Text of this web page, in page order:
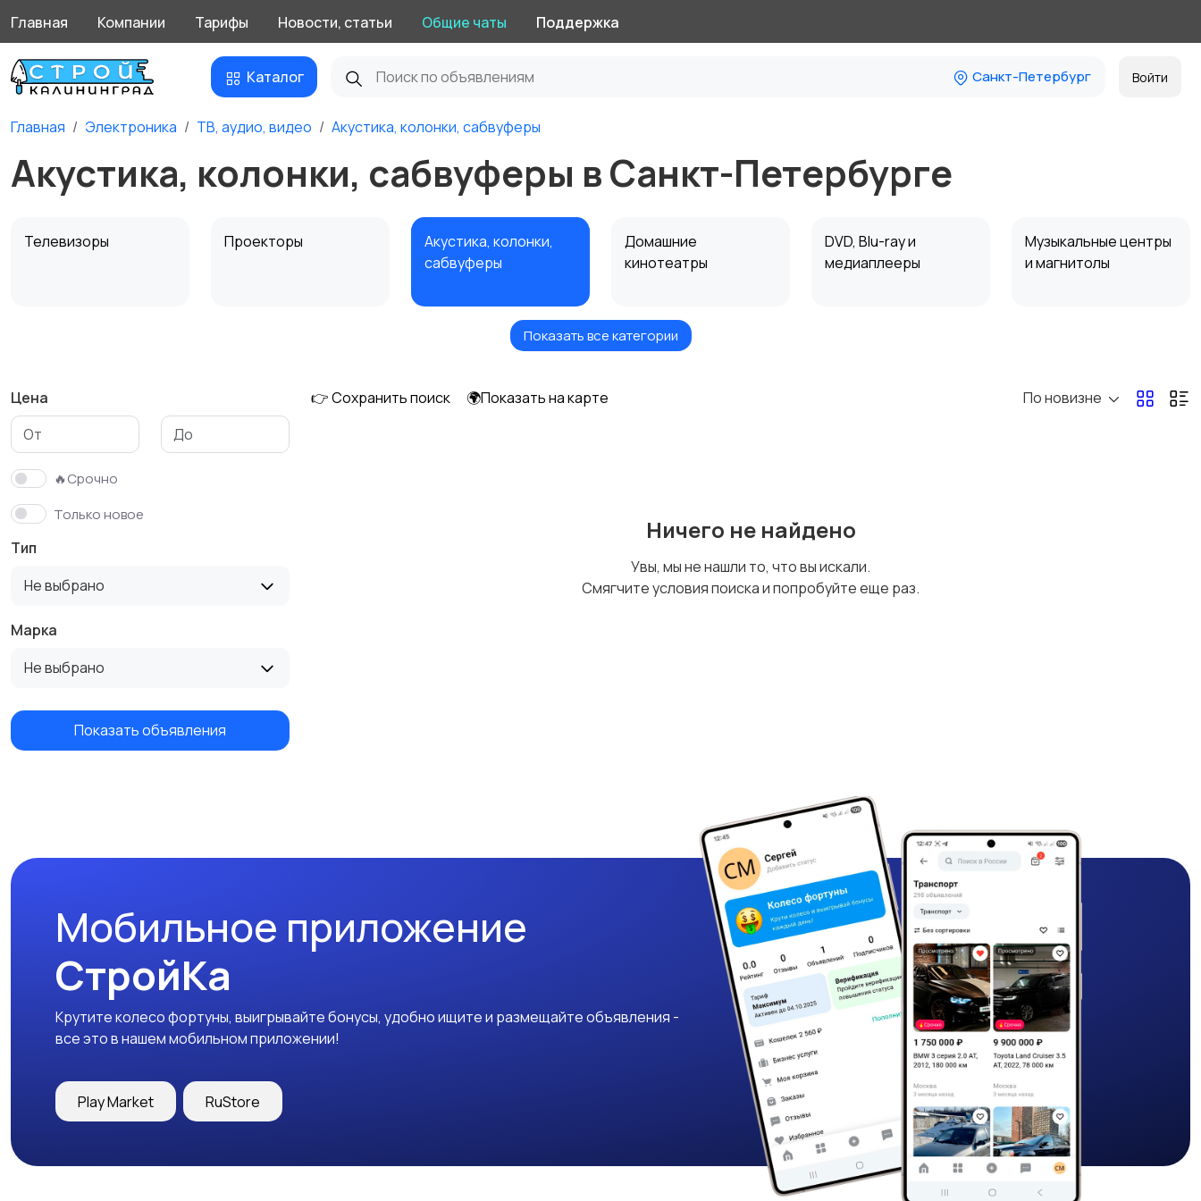
Главная Компании Тарифы Новости, статьи Общие чаты Поддержка
Каталог Санкт-Петербург Войти
Главная Электроника ТВ, аудио, видео Акустика, колонки, сабвуферы
Акустика, колонки, сабвуферы в Санкт-Петербурге
Телевизоры Проекторы
Акустика, колонки,
сабвуферы
Домашние
кинотеатры
DVD, Blu-ray и
медиаплееры
Музыкальные центры
и магнитолы
Спутниковое и
Аудиоусилители и
Показать все категории
Цена
🔥Срочно
Только новое
Тип
Не выбрано
Марка
Не выбрано
Показать объявления
👉 Сохранить поиск 🌍Показать на карте По новизне
Ничего не найдено
Увы, мы не нашли то, что вы искали.
Смягчите условия поиска и попробуйте еще раз.
Мобильное приложение
СтройКа
Крутите колесо фортуны, выигрывайте бонусы, удобно ищите и размещайте объявления -
все это в нашем мобильном приложении!
Play Market RuStore